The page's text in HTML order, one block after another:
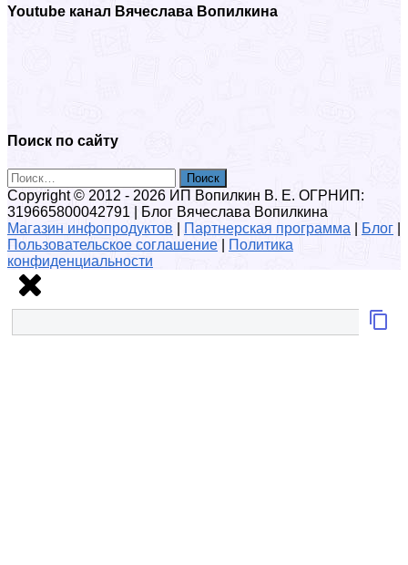
Youtube канал Вячеслава Вопилкина
Поиск по сайту
Найти:
Copyright © 2012 - 2026 ИП Вопилкин В. Е. ОГРНИП:
319665800042791 | Блог Вячеслава Вопилкина
Магазин инфопродуктов
Партнерская программа Блог
Пользовательское соглашение
Политика
конфиденциальности